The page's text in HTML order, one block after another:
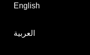
English
العربية